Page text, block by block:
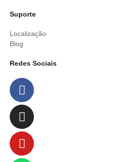
Suporte
Localização
Blog
Redes Sociais